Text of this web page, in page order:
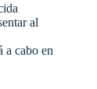
al
a cabo en